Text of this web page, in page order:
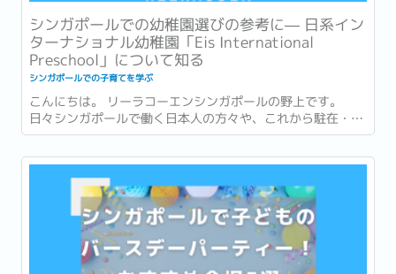
シンガポールでの幼稚園選びの参考に― 日系イン
ターナショナル幼稚園「Eis International
Preschool」について知る
シンガポールでの子育てを学ぶ
こんにちは。 リーラコーエンシンガポールの野上です。
日々シンガポールで働く日本人の方々や、これから駐在・移
住を予定されているご家族からのご相談の一つとして多く寄
せられるのが、お子様の教育環境や幼稚園選びについてのご
質問です。...